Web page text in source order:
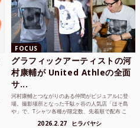
FOCUS
グラフィックアーティストの河
村康輔が United Athleの全面
サ...
河村康輔とつながりのある仲間がビジュアルに登
場。撮影場所となった千駄ヶ谷の人気店「ほそ島
や」で、Tシャツ各種が限定数、先着順で配布 こ
2026.2.27 ヒラバヤシ